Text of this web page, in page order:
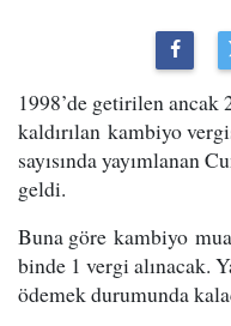
1998’de getirilen ancak
kaldırılan kambiyo
sayısında yayımlanan
geldi.
Buna göre kambiyo
binde 1 vergi alınacak.
ödemek durumunda